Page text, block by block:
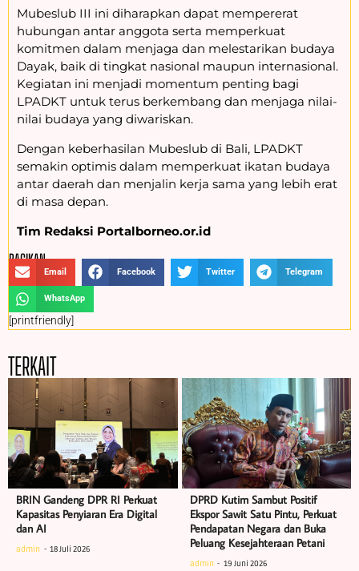
Mubeslub III ini diharapkan dapat mempererat
hubungan antar anggota serta memperkuat
komitmen dalam menjaga dan melestarikan budaya
Dayak, baik di tingkat nasional maupun internasional.
Kegiatan ini menjadi momentum penting bagi
LPADKT untuk terus berkembang dan menjaga nilai-
nilai budaya yang diwariskan.
Dengan keberhasilan Mubeslub di Bali, LPADKT
semakin optimis dalam memperkuat ikatan budaya
antar daerah dan menjalin kerja sama yang lebih erat
di masa depan.
Tim Redaksi Portalborneo.or.id
BAGIKAN :
Email Facebook Twitter Telegram
WhatsApp
[printfriendly]
TERKAIT
BRIN Gandeng DPR RI Perkuat
Kapasitas Penyiaran Era Digital
dan AI
admin 18 Juli 2026
DPRD Kutim Sambut Positif
Ekspor Sawit Satu Pintu, Perkuat
Pendapatan Negara dan Buka
Peluang Kesejahteraan Petani
admin 19 Juni 2026